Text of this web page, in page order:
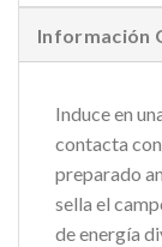
Información
Induce en
contacta
preparado
sella el
de energía